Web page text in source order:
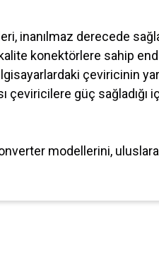
inanılmaz derecede
konektörlere sahip
çeviricinin
çeviricilere güç
modellerini,